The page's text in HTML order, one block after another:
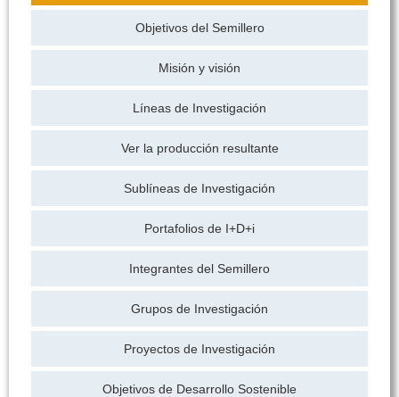
Objetivos del Semillero
Misión y visión
Líneas de Investigación
Ver la producción resultante
Sublíneas de Investigación
Portafolios de I+D+i
Integrantes del Semillero
Grupos de Investigación
Proyectos de Investigación
Objetivos de Desarrollo Sostenible